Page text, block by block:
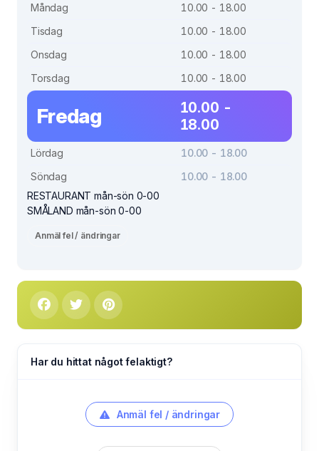
Måndag
10.00 - 18.00
Tisdag
10.00 - 18.00
Onsdag
10.00 - 18.00
Torsdag
10.00 - 18.00
Fredag
10.00 -
18.00
Lördag
10.00 - 18.00
Söndag
10.00 - 18.00
RESTAURANT mån-sön 0-00
SMÅLAND mån-sön 0-00
Anmäl fel / ändringar
Har du hittat något felaktigt?
Anmäl fel / ändringar